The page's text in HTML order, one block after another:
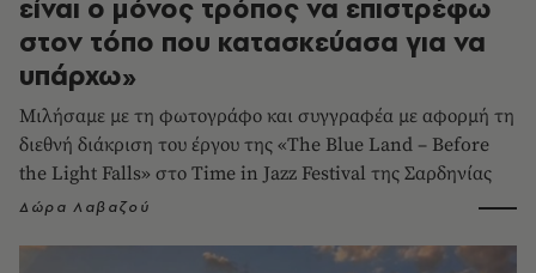
είναι ο μόνος τρόπος να επιστρέφω
στον τόπο που κατασκεύασα για να
υπάρχω»
Μιλήσαμε με τη φωτογράφο και συγγραφέα με αφορμή τη
διεθνή διάκριση του έργου της «The Blue Land – Before
the Light Falls» στο Time in Jazz Festival της Σαρδηνίας
Δώρα Λαβαζού